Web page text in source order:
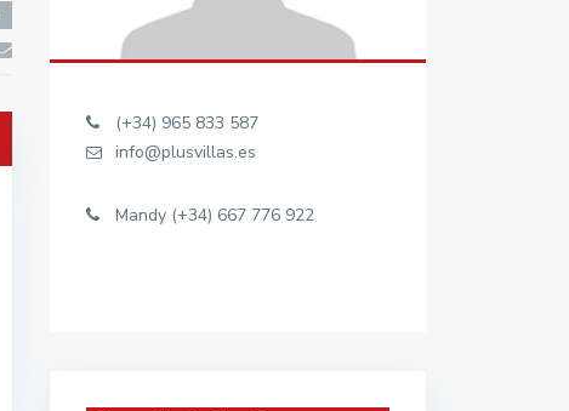
(+34) 965 833 587
info@plusvillas.es
Mandy (+34) 667 776 922